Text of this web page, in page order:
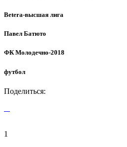
Betera-высшая лига
Павел Батюто
ФК Молодечно-2018
футбол
Поделиться:
1